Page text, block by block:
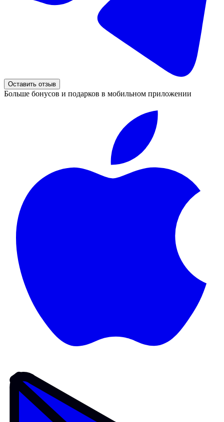
Оставить отзыв
Больше бонусов и подарков в мобильном приложении